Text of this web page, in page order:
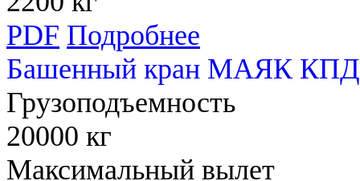
PDF Подробнее
Башенный кран МАЯК КПД
Грузоподъемность
20000 кг
Максимальный вылет